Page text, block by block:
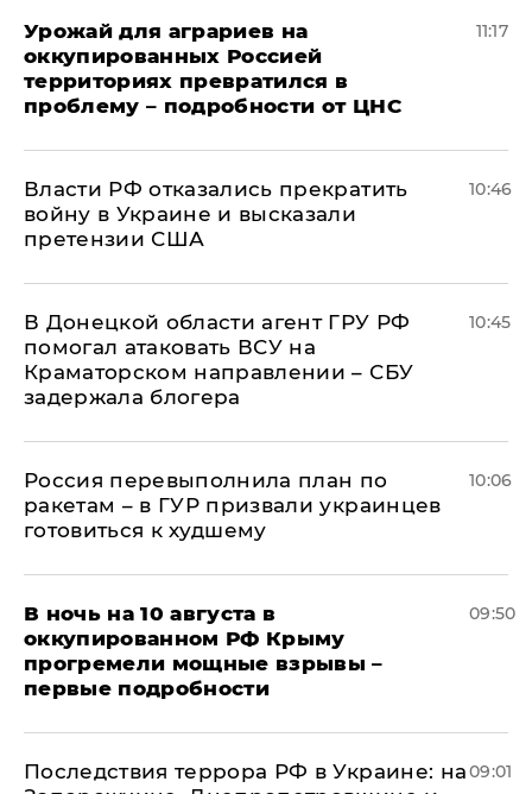
Урожай для аграриев на
оккупированных Россией
территориях превратился в
проблему – подробности от ЦНС
11:17
Власти РФ отказались прекратить
войну в Украине и высказали
претензии США
10:46
В Донецкой области агент ГРУ РФ
помогал атаковать ВСУ на
Краматорском направлении – СБУ
задержала блогера
10:45
Россия перевыполнила план по
ракетам – в ГУР призвали украинцев
готовиться к худшему
10:06
В ночь на 10 августа в
оккупированном РФ Крыму
прогремели мощные взрывы –
первые подробности
09:50
Последствия террора РФ в Украине: на09:01